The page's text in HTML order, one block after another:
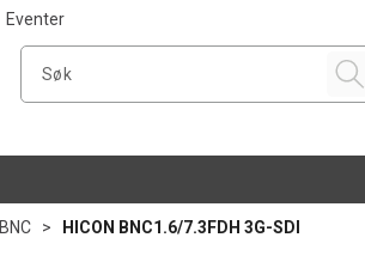
Eventer
BNC > HICON BNC1.6/7.3FDH 3G-SDI